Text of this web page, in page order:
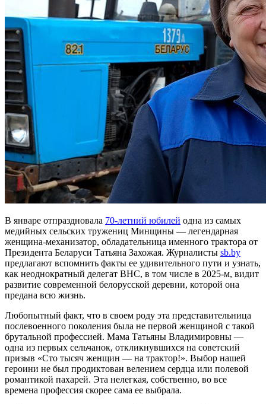
В январе отпраздновала 70‑летний юбилей одна из самых
медийных сельских тружениц Минщины — легендарная
женщина-механизатор, обладательница именного трактора от
Президента Беларуси Татьяна Захожая. Журналисты sb.by
предлагают вспомнить факты ее удивительного пути и узнать,
как неоднократный делегат ВНС, в том числе в 2025‑м, видит
развитие современной белорусской деревни, которой она
предана всю жизнь.
Любопытный факт, что в своем роду эта представительница
послевоенного поколения была не первой женщиной с такой
брутальной профессией. Мама Татьяны Владимировны —
одна из первых сельчанок, откликнувшихся на советский
призыв «Сто тысяч женщин — на трактор!». Выбор нашей
героини не был продиктован велением сердца или полевой
романтикой пахарей. Эта нелегкая, собственно, во все
времена профессия скорее сама ее выбрала.